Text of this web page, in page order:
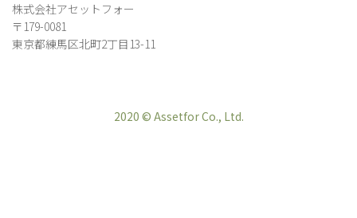
株式会社アセットフォー
〒179-0081
東京都練馬区北町2丁目13-11
2020 © Assetfor Co., Ltd.